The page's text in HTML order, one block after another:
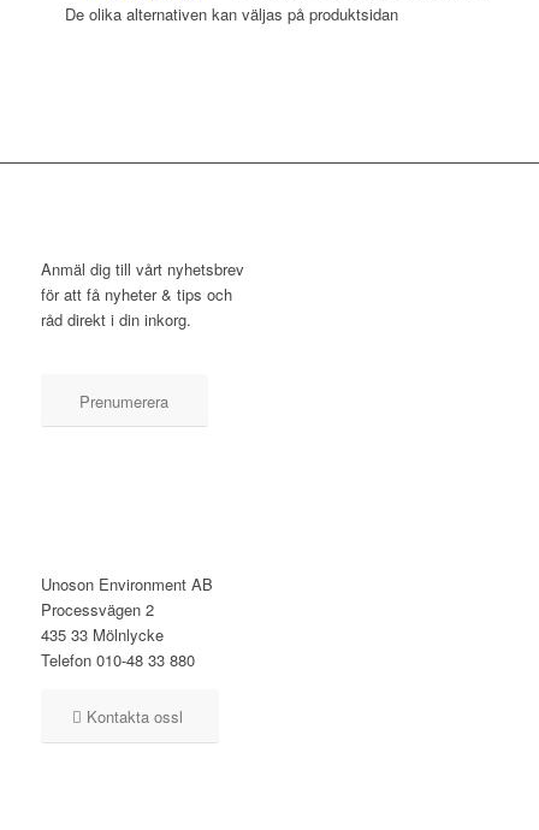
De olika alternativen kan väljas på produktsidan
Anmäl dig till vårt nyhetsbrev
för att få nyheter & tips och
råd direkt i din inkorg.
Prenumerera
Unoson Environment AB
Processvägen 2
435 33 Mölnlycke
Telefon 010-48 33 880
Kontakta ossl